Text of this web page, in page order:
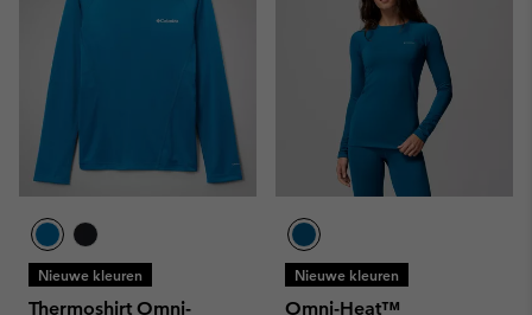
Nieuwe kleuren
Thermoshirt Omni-
Nieuwe kleuren
Omni-Heat™